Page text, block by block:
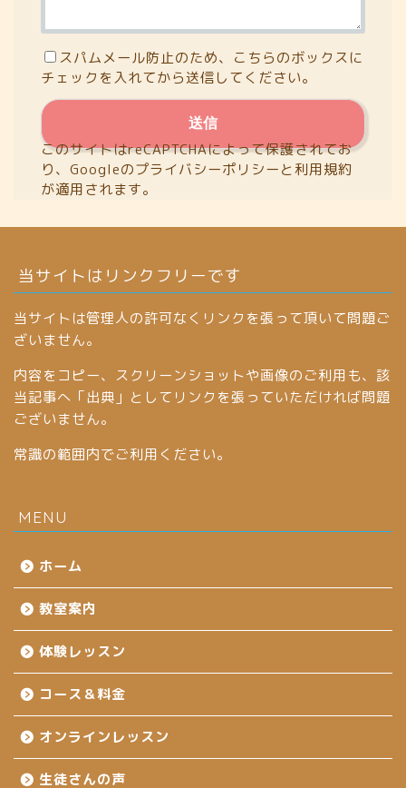
スパムメール防止のため、こちらのボックスに
チェックを入れてから送信してください。
このサイトはreCAPTCHAによって保護されてお
り、Googleのプライバシーポリシーと利用規約
が適用されます。
当サイトはリンクフリーです
当サイトは管理人の許可なくリンクを張って頂いて問題ご
ざいません。
内容をコピー、スクリーンショットや画像のご利用も、該
当記事へ「出典」としてリンクを張っていただければ問題
ございません。
常識の範囲内でご利用ください。
MENU
ホーム
教室案内
体験レッスン
コース＆料金
オンラインレッスン
生徒さんの声